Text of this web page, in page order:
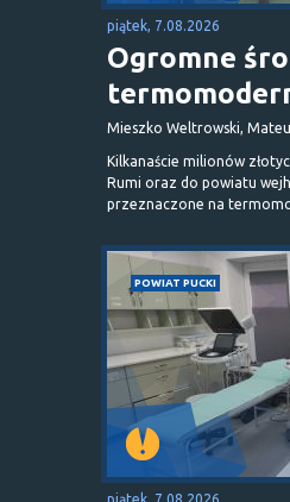
piątek, 7.08.2026
Ogromne
Mieszko Weltrowski,
Kilkanaście milionów
Rumi oraz do powiatu
przeznaczone na
POWIAT PUCKI
piątek, 7.08.2026